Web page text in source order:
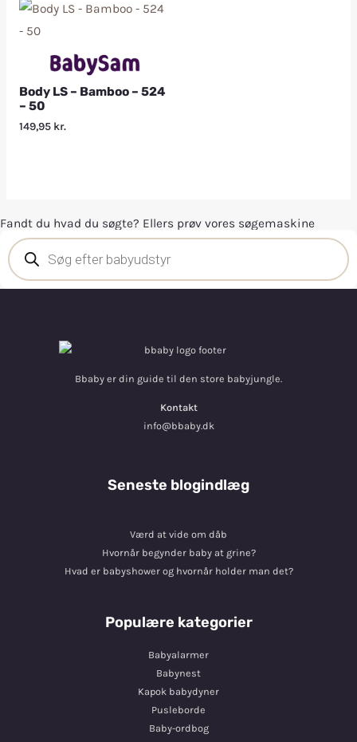
Body LS – Bamboo – 524
– 50
149,95 kr.
Fandt du hvad du søgte? Ellers prøv vores søgemaskine
Bbaby er din guide til den store babyjungle.
Kontakt
info@bbaby.dk
Seneste blogindlæg
Værd at vide om dåb
Hvornår begynder baby at grine?
Hvad er babyshower og hvornår holder man det?
Populære kategorier
Babyalarmer
Babynest
Kapok babydyner
Pusleborde
Baby-ordbog